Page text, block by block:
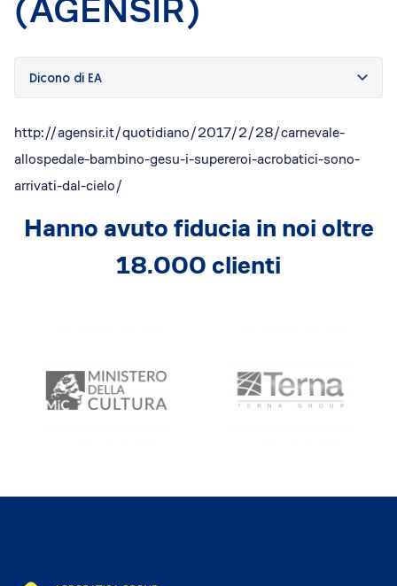
Dicono di Acrobatica
Approfondimenti
(AGENSIR)
Dicono di EA
http://agensir.it/quotidiano/2017/2/28/carnevale-
allospedale-bambino-gesu-i-supereroi-acrobatici-sono-
arrivati-dal-cielo/
Hanno avuto fiducia in noi oltre
18.000 clienti